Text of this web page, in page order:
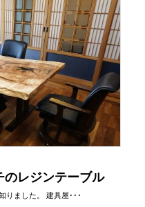
レジンテーブル
りました。 建具屋･･･